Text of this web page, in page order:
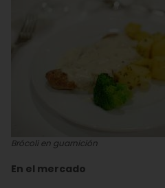
Brócoli en guarnición
En el mercado